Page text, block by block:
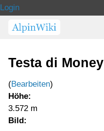
Login
Testa di Money
(Bearbeiten)
Höhe:
3.572 m
Bild: